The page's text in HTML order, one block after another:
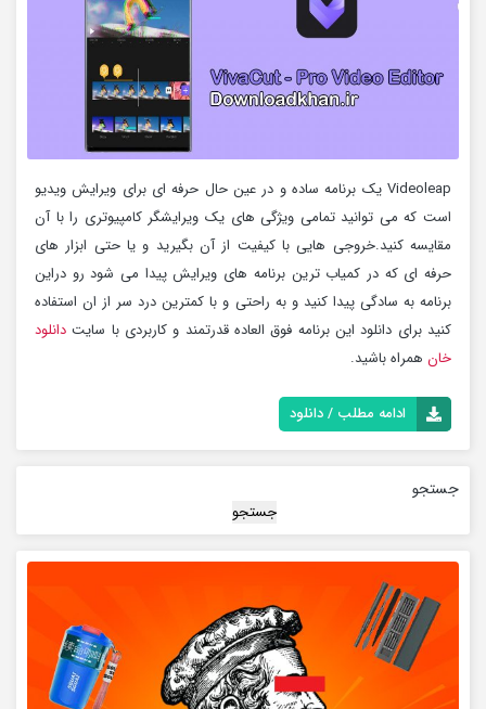
Videoleap یک برنامه ساده و در عین حال حرفه ای برای ویرایش ویدیو
است که می توانید تمامی ویژگی های یک ویرایشگر کامپیوتری را با آن
مقایسه کنید.خروجی هایی با کیفیت از آن بگیرید و یا حتی ابزار های
حرفه ای که در کمیاب ترین برنامه های ویرایش پیدا می شود رو دراین
برنامه به سادگی پیدا کنید و به راحتی و با کمترین درد سر از ان استفاده
کنید برای دانلود این برنامه فوق العاده قدرتمند و کاربردی با سایت دانلود
خان همراه باشید.
ادامه مطلب / دانلود
جستجو
جستجو